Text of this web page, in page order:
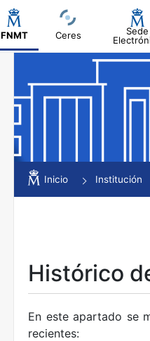
FNMT Ceres
Sede
Mostrar/Ocultar
Mostrar/Ocultar
Mostrar/Ocultar
Inicio Institución
Histórico
En este apartado se
recientes: